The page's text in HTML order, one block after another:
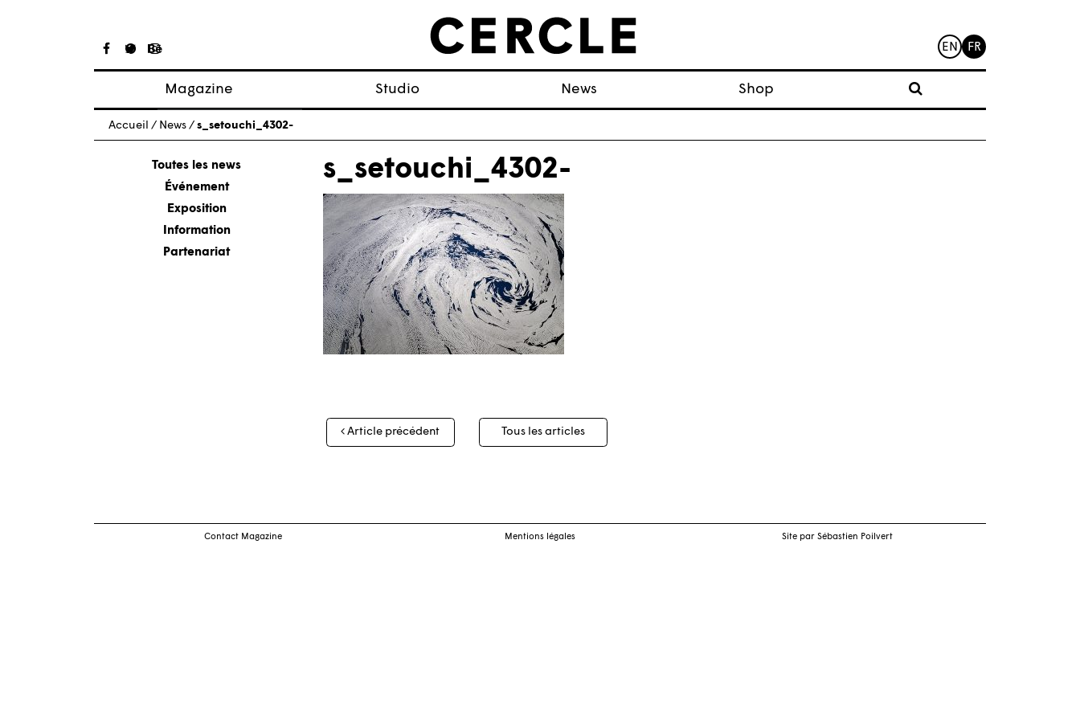
EN FR
Magazine
Articles
À propos
Numéros
Studio News Shop
Accueil / News / s_setouchi_4302-
Toutes les news
Événement
Exposition
Information
Partenariat
s_setouchi_4302-
Navigation
des
Article précédent Tous les articles
Contact Magazine Mentions légales Site par Sébastien Poilvert